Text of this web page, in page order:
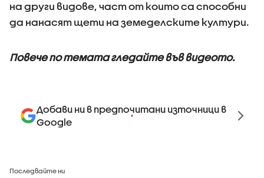
на други видове, част от които са способни
да нанасят щети на земеделските култури.
Повече по темата гледайте във видеото.
Добави ни в предпочитани източници в
Google
Последвайте ни